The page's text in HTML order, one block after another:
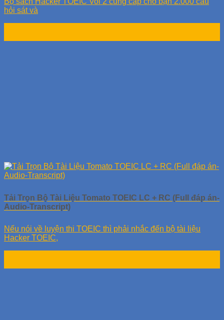
hỏi sát và
Tải Trọn Bộ Tài Liệu Tomato TOEIC LC + RC (Full đáp án-
Audio-Transcript)
Nếu nói về luyện thi TOEIC thì phải nhắc đến bộ tài liệu
Hacker TOEIC,